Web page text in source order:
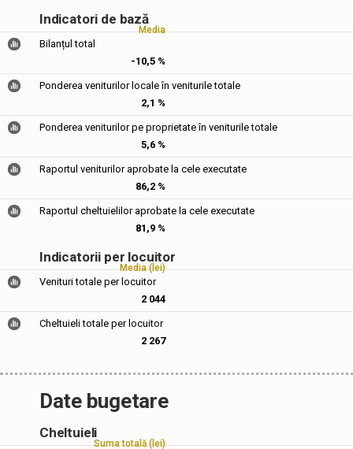
Indicatori de bază
Media
Bilanțul total
-10,5 %
Ponderea veniturilor locale în veniturile totale
2,1 %
Ponderea veniturilor pe proprietate în veniturile totale
5,6 %
Raportul veniturilor aprobate la cele executate
86,2 %
Raportul cheltuielilor aprobate la cele executate
81,9 %
Indicatorii per locuitor
Media (lei)
Venituri totale per locuitor
2 044
Cheltuieli totale per locuitor
2 267
Date bugetare
Cheltuieli
Suma totală (lei)